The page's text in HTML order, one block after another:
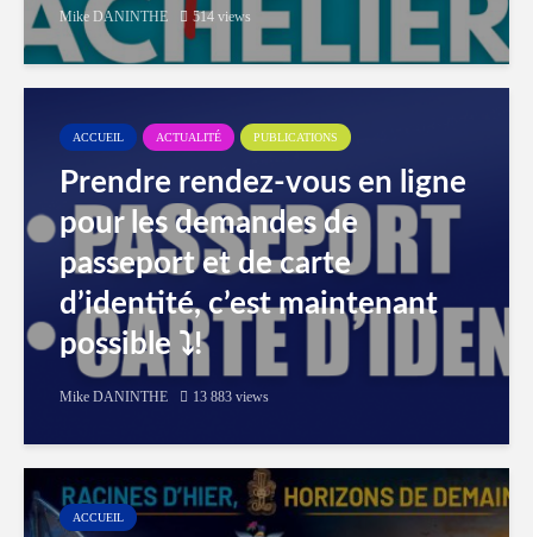
Mike DANINTHE 514 views
ACCUEIL ACTUALITÉ PUBLICATIONS
Prendre rendez-vous en ligne
pour les demandes de
passeport et de carte
d’identité, c’est maintenant
possible ⤵️!
Mike DANINTHE 13 883 views
ACCUEIL